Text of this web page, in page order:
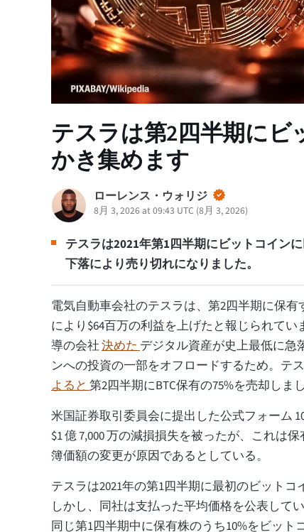
テスラは第2四半期にビ
かき集めます
ローレンス・ウォリジ
8月 3, 2026 at 09:43 UTC (8月 3, 2026)
テスラは2021年第1四半期にビットコイン
下落により売り切れになりました。
電気自動車会社のテスラは、第2四半期に保
により$64百万の利益を上げたと報じられて
導の会社決めたデジタル資産が史上最低に急
ンへの投資の一部をオフロードするため。テ
よると第2四半期にBTC保有の75%を売却しまし
米国証券取引委員会に提出した公式フォーム
$1 億 7,000 万の減損損失を被ったが、これは
簿価額の変更が原因であるとしている。
テスラは2021年の第1四半期に最初のビットコ
しかし、同社は支払った平均価格を公表して
同じ第1四半期中に保有株のうち10%をビット